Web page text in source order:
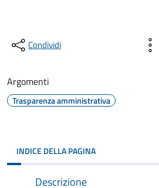
Condividi
Argomenti
Trasparenza amministrativa
INDICE DELLA PAGINA
Descrizione